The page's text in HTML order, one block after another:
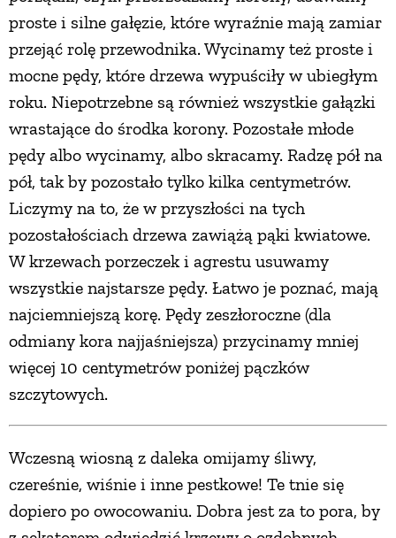
proste i silne gałęzie, które wyraźnie mają zamiar
przejąć rolę przewodnika. Wycinamy też proste i
mocne pędy, które drzewa wypuściły w ubiegłym
roku. Niepotrzebne są również wszystkie gałązki
wrastające do środka korony. Pozostałe młode
pędy albo wycinamy, albo skracamy. Radzę pół na
pół, tak by pozostało tylko kilka centymetrów.
Liczymy na to, że w przyszłości na tych
pozostałościach drzewa zawiążą pąki kwiatowe.
W krzewach porzeczek i agrestu usuwamy
wszystkie najstarsze pędy. Łatwo je poznać, mają
najciemniejszą korę. Pędy zeszłoroczne (dla
odmiany kora najjaśniejsza) przycinamy mniej
więcej 10 centymetrów poniżej pączków
szczytowych.
Wczesną wiosną z daleka omijamy śliwy,
czereśnie, wiśnie i inne pestkowe! Te tnie się
dopiero po owocowaniu. Dobra jest za to pora, by